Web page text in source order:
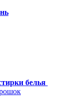
белья